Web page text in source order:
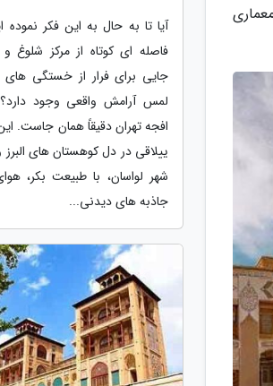
آیا تا به حال به این فکر نموده
فاصله ای کوتاه از مرکز شلوغ و
جایی برای فرار از خستگی های
لمس آرامش واقعی وجود
افجه تهران دقیقاً همان جاست.
ییلاقی در دل کوهستان های البرز
شهر لواسان، با طبیعت بکر،
جاذبه های دیدنی...